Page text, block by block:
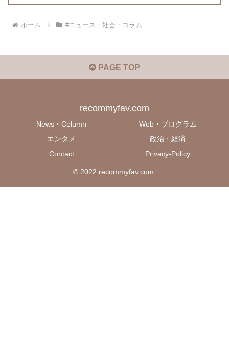
ホーム #ニュース・社会・コラム
PAGE TOP
recommyfav.com
News・Column
Web・プログラム
エンタメ
政治・経済
Contact
Privacy-Policy
© 2022 recommyfav.com.